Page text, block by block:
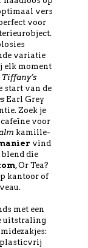
vers
voor
variatie
elk moment
Tiffany’s
start van de
Earl Grey
Zoek je
voor
kamille-
vind
blend die
, Or Tea?
kantoor of
met een
uitstraling
plasticvrij